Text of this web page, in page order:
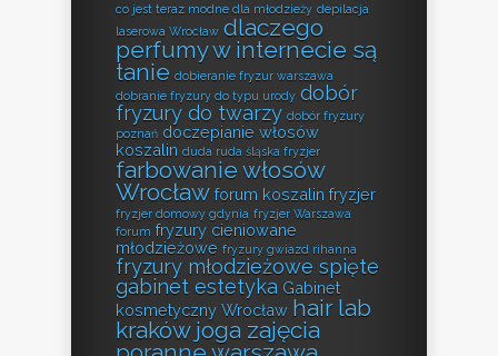
co jest teraz modne dla młodzieży depilacja
laserowa Wrocław dlaczego
perfumy w internecie są
tanie dobieranie fryzur warszawa
dobranie fryzury do typu urody dobór
fryzury do twarzy dobór fryzury
poznań doczepianie włosów
koszalin duda ruda śląska fryzjer
farbowanie włosów
Wrocław forum koszalin fryzjer
fryzjer domowy gdynia fryzjer Warszawa
forum fryzury cieniowane
młodzieżowe fryzury gwiazd rihanna
fryzury młodzieżowe spięte
gabinet estetyka Gabinet
kosmetyczny Wrocław hair lab
kraków joga zajęcia